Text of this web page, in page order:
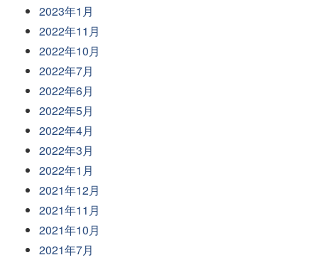
2023年1月
2022年11月
2022年10月
2022年7月
2022年6月
2022年5月
2022年4月
2022年3月
2022年1月
2021年12月
2021年11月
2021年10月
2021年7月